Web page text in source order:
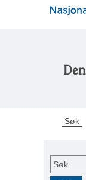
Søk
Søk